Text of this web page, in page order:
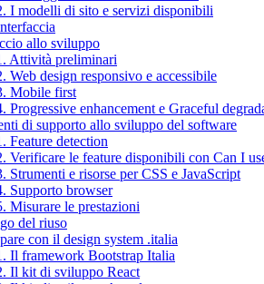
I modelli di sito e servizi disponibili
allo sviluppo
Attività preliminari
Web design responsivo e accessibile
Mobile first
Progressive enhancement e Graceful
di supporto allo sviluppo del software
Feature detection
Verificare le feature disponibili con Can I
Strumenti e risorse per CSS e JavaScript
Supporto browser
Misurare le prestazioni
del riuso
con il design system .italia
Il framework Bootstrap Italia
Il kit di sviluppo React